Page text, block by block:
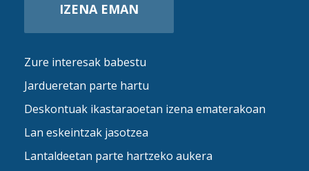
IZENA EMAN
Zure interesak babestu
Jardueretan parte hartu
Deskontuak ikastaraoetan izena ematerakoan
Lan eskeintzak jasotzea
Lantaldeetan parte hartzeko aukera